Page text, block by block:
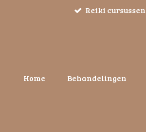
Reiki cursussen
Home Behandelingen